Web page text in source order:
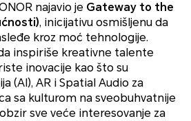
najavio je Gateway to the
, inicijativu osmišljenu da
kroz moć tehnologije.
inspiriše kreativne talente
inovacije kao što su
(AI), AR i Spatial Audio za
sa kulturom na sveobuhvatnije
sve veće interesovanje za